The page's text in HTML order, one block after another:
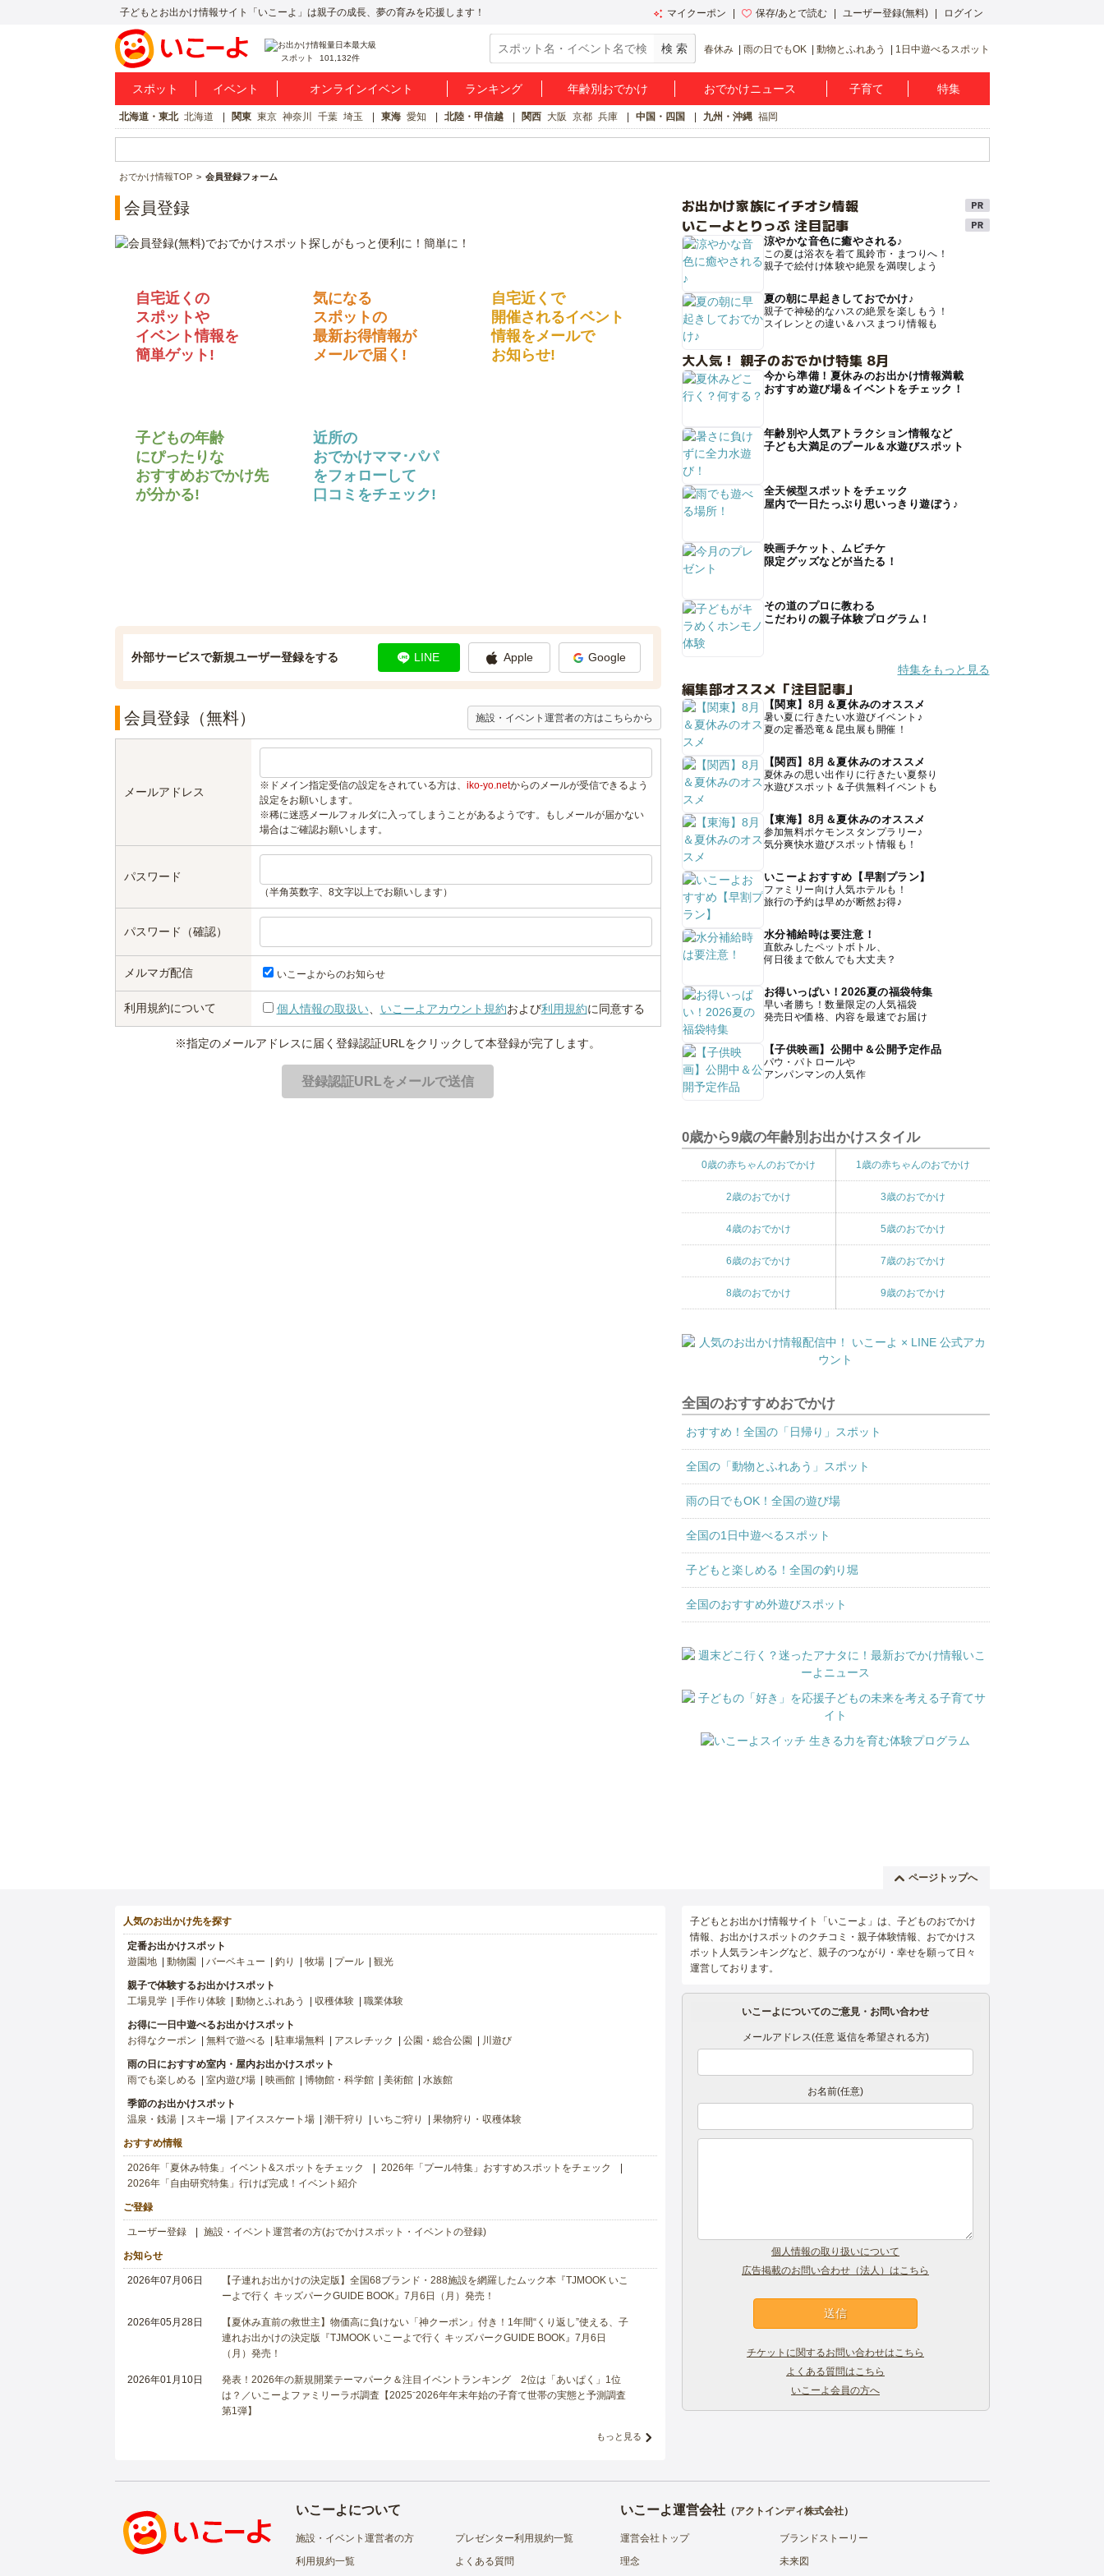
子どもとお出かけ情報サイト「いこーよ」は親子の成長、夢の育みを応援します！ マイクーポン 保存/あとで読む ユーザー登録(無料) ログイン
スポット 101,132件
春休み 雨の日でもOK 動物とふれあう 1日中遊べるスポット
スポット イベント オンラインイベント ランキング 年齢別おでかけ おでかけニュース 子育て 特集
北海道・東北 北海道 関東 東京 神奈川 千葉 埼玉 東海 愛知 北陸・甲信越 関西 大阪 京都 兵庫 中国・四国 九州・沖縄 福岡
おでかけ情報TOP 会員登録フォーム
会員登録
自宅近くの
スポットや
イベント情報を
簡単ゲット!
気になる
スポットの
最新お得情報が
メールで届く!
自宅近くで
開催されるイベント
情報をメールで
お知らせ!
子どもの年齢
にぴったりな
おすすめおでかけ先
が分かる!
近所の
おでかけママ･パパ
をフォローして
口コミをチェック!
外部サービスで新規ユーザー登録をする LINE Apple Google
会員登録（無料） 施設・イベント運営者の方はこちらから
メールアドレス ※ドメイン指定受信の設定をされている方は、 iko-yo.netからのメールが受信できるよう
設定をお願いします。
※稀に迷惑メールフォルダに入ってしまうことがあるようです。もしメールが届かない
場合はご確認お願いします。
パスワード
（半角英数字、8文字以上でお願いします）
パスワード（確認）
メルマガ配信 いこーよからのお知らせ
利用規約について 個人情報の取扱い、 いこーよアカウント規約および利用規約に同意する
※指定のメールアドレスに届く登録認証URLをクリックして本登録が完了します。
お出かけ家族にイチオシ情報
いこーよとりっぷ 注目記事
涼やかな音色に癒やされる♪
この夏は浴衣を着て風鈴市・まつりへ！
親子で絵付け体験や絶景を満喫しよう
夏の朝に早起きしておでかけ♪
親子で神秘的なハスの絶景を楽しもう！
スイレンとの違い＆ハスまつり情報も
大人気！ 親子のおでかけ特集 8月
今から準備！夏休みのお出かけ情報満載
おすすめ遊び場＆イベントをチェック！
年齢別や人気アトラクション情報など
子ども大満足のプール＆水遊びスポット
全天候型スポットをチェック
屋内で一日たっぷり思いっきり遊ぼう♪
映画チケット、ムビチケ
限定グッズなどが当たる！
その道のプロに教わる
こだわりの親子体験プログラム！
特集をもっと見る
編集部オススメ「注目記事」
【関東】8月＆夏休みのオススメ
暑い夏に行きたい水遊びイベント♪
夏の定番恐竜＆昆虫展も開催！
【関西】8月＆夏休みのオススメ
夏休みの思い出作りに行きたい夏祭り
水遊びスポット＆子供無料イベントも
【東海】8月＆夏休みのオススメ
参加無料ポケモンスタンプラリー♪
気分爽快水遊びスポット情報も！
いこーよおすすめ【早割プラン】
ファミリー向け人気ホテルも！
旅行の予約は早めが断然お得♪
水分補給時は要注意！
直飲みしたペットボトル、
何日後まで飲んでも大丈夫？
お得いっぱい！2026夏の福袋特集
早い者勝ち！数量限定の人気福袋
発売日や価格、内容を最速でお届け
【子供映画】公開中＆公開予定作品
パウ・パトロールや
アンパンマンの人気作
0歳から9歳の年齢別お出かけスタイル
0歳の赤ちゃんのおでかけ 1歳の赤ちゃんのおでかけ
2歳のおでかけ 3歳のおでかけ
4歳のおでかけ 5歳のおでかけ
6歳のおでかけ 7歳のおでかけ
8歳のおでかけ 9歳のおでかけ
全国のおすすめおでかけ
おすすめ！全国の「日帰り」スポット
全国の「動物とふれあう」スポット
雨の日でもOK！全国の遊び場
全国の1日中遊べるスポット
子どもと楽しめる！全国の釣り堀
全国のおすすめ外遊びスポット
ページトップへ
人気のお出かけ先を探す
定番お出かけスポット
遊園地
動物園 バーベキュー 釣り 牧場 プール 観光
親子で体験するお出かけスポット
工場見学
手作り体験 動物とふれあう 収穫体験 職業体験
お得に一日中遊べるお出かけスポット
お得なクーポン
無料で遊べる 駐車場無料 アスレチック 公園・総合公園 川遊び
雨の日におすすめ室内・屋内お出かけスポット
雨でも楽しめる
室内遊び場 映画館 博物館・科学館 美術館 水族館
季節のお出かけスポット
温泉・銭湯
スキー場 アイススケート場 潮干狩り いちご狩り 果物狩り・収穫体験
おすすめ情報
2026年「夏休み特集」イベント&スポットをチェック
2026年「プール特集」おすすめスポットをチェック
2026年「自由研究特集」行けば完成！イベント紹介
ご登録
ユーザー登録 施設・イベント運営者の方(おでかけスポット・イベントの登録)
お知らせ
2026年07月06日
【子連れお出かけの決定版】全国68ブランド・288施設を網羅したムック本『TJMOOK いこ
ーよで行く キッズパークGUIDE BOOK』7月6日（月）発売！
2026年05月28日
【夏休み直前の救世主】物価高に負けない「神クーポン」付き！1年間“くり返し”使える、子
連れお出かけの決定版『TJMOOK いこーよで行く キッズパークGUIDE BOOK』7月6日
（月）発売！
2026年01月10日
発表！2026年の新規開業テーマパーク＆注目イベントランキング 2位は「あいぱく」1位
は？／いこーよファミリーラボ調査【2025⁻2026年年末年始の子育て世帯の実態と予測調査
第1弾】
もっと見る
子どもとお出かけ情報サイト「いこーよ」は、子どものおでかけ
情報、お出かけスポットのクチコミ・親子体験情報、おでかけス
ポット人気ランキングなど、親子のつながり・幸せを願って日々
運営しております。
いこーよについてのご意見・お問い合わせ
メールアドレス(任意 返信を希望される方)
お名前(任意)
個人情報の取り扱いについて
広告掲載のお問い合わせ（法人）はこちら
チケットに関するお問い合わせはこちら
よくある質問はこちら
いこーよ会員の方へ
いこーよについて
施設・イベント運営者の方
プレゼンター利用規約一覧
利用規約一覧
よくある質問
いこーよ運営会社（アクトインディ株式会社）
運営会社トップ
ブランドストーリー
理念
未来図